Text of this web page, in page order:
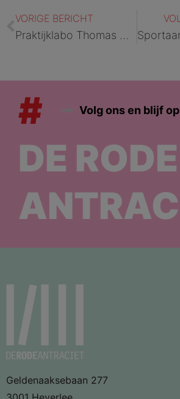
Vorige
VORIGE BERICHT
Praktijklabo Thomas More | Gevangenissen van Beveren en Antwerpen
# Volg ons en blijf
DE RODE
Geldenaaksebaan 277